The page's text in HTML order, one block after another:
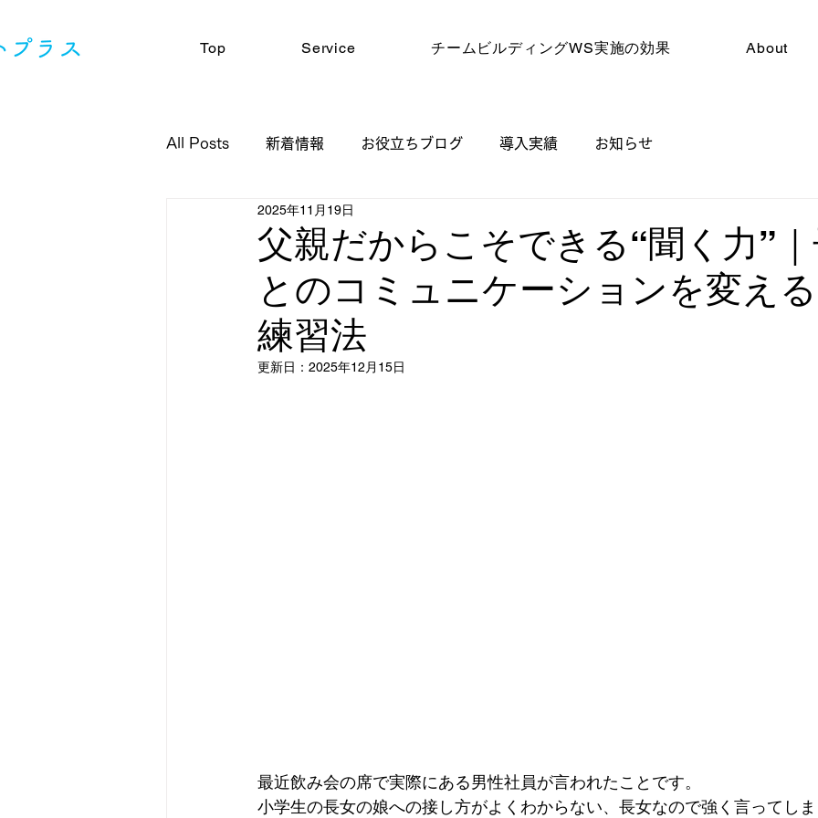
Top Service チームビルディングWS実施の効果 About
All Posts 新着情報 お役立ちブログ 導入実績 お知らせ
父親だからこそできる“聞く力”
とのコミュニケーションを変え
練習法
2025年11月19日
更新日： 2025年12月15日
最近飲み会の席で実際にある男性社員が言われたことです。
小学生の長女の娘への接し方がよくわからない、長女なので強く言ってしま